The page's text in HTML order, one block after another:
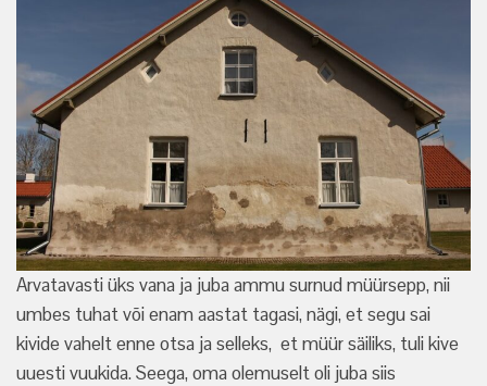
Arvatavasti üks vana ja juba ammu surnud müürsepp, nii
umbes tuhat või enam aastat tagasi, nägi, et segu sai
kivide vahelt enne otsa ja selleks, et müür säiliks, tuli kive
uuesti vuukida. Seega, oma olemuselt oli juba siis